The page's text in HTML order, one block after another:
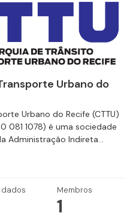
Urbano do
Urbano do Recife (CTTU)
081 1078) é uma sociedade
Administração Indireta...
Membros
1